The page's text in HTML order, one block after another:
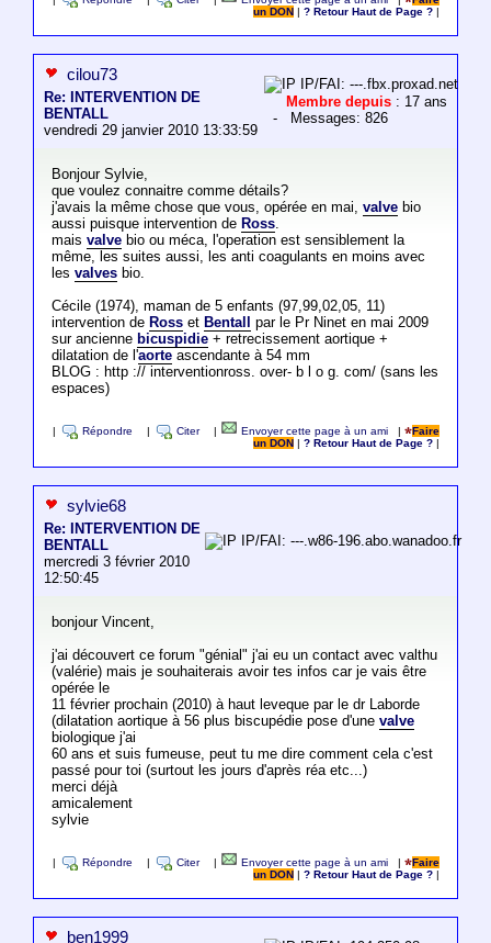
un DON
|? Retour Haut de Page ?
cilou73
Re: INTERVENTION DE
BENTALL
vendredi 29 janvier 2010 13:33:59
IP/FAI: ---.fbx.proxad.net
Membre depuis : 17 ans
- Messages: 826
Bonjour Sylvie,
que voulez connaitre comme détails?
j'avais la même chose que vous, opérée en mai, valvebio
aussi puisque intervention de Ross.
mais valvebio ou méca, l'operation est sensiblement la
même, les suites aussi, les anti coagulants en moins avec
les valvesbio.
Cécile (1974), maman de 5 enfants (97,99,02,05, 11)
intervention de Rosset Bentall
par le Pr Ninet en mai 2009
sur ancienne bicuspidie+ retrecissement aortique +
dilatation de l'aorteascendante à 54 mm
BLOG : http :// interventionross. over- b l o g. com/ (sans les
espaces)
Répondre Citer Envoyer cette page à un ami |
Faire
un DON
|? Retour Haut de Page ?
sylvie68
Re: INTERVENTION DE
BENTALL
mercredi 3 février 2010
12:50:45
IP/FAI: ---.w86-196.abo.wanadoo.fr
bonjour Vincent,
j'ai découvert ce forum "génial" j'ai eu un contact avec valthu
(valérie) mais je souhaiterais avoir tes infos car je vais être
opérée le
11 février prochain (2010) à haut leveque par le dr Laborde
(dilatation aortique à 56 plus biscupédie pose d'une valve
biologique j'ai
60 ans et suis fumeuse, peut tu me dire comment cela c'est
passé pour toi (surtout les jours d'après réa etc...)
merci déjà
amicalement
sylvie
Répondre Citer Envoyer cette page à un ami |
Faire
un DON
|? Retour Haut de Page ?
ben1999